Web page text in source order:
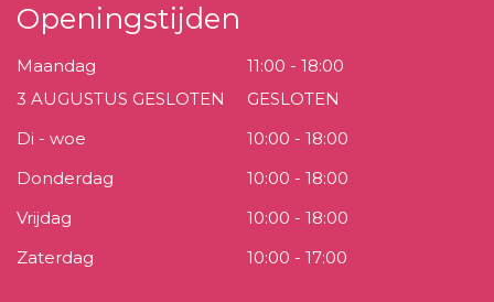
Openingstijden
Maandag
3 AUGUSTUS GESLOTEN
11:00 - 18:00
GESLOTEN
Di - woe
10:00 - 18:00
Donderdag
10:00 - 18:00
Vrijdag
10:00 - 18:00
Zaterdag
10:00 - 17:00